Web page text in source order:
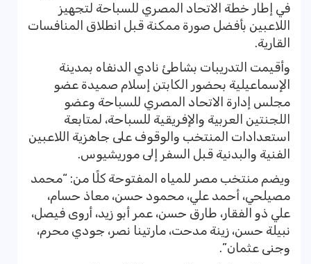
في إطار خطة الاتحاد المصري للسباحة لتجهيز
اللاعبين بأفضل صورة ممكنة قبل انطلاق المنافسات
القارية.
وأقيمت التدريبات بشاطئ نادي الدنفاه بمدينة
الإسماعيلية بحضور الكابتن إسلام صميدة عضو
مجلس إدارة الاتحاد المصري للسباحة وعضو
اللجنتين العربية والإفريقية للسباحة، لمتابعة
استعدادات المنتخب والوقوف على جاهزية اللاعبين
الفنية والبدنية قبل السفر إلى موريشيوس.
ويضم منتخب مصر للمياه المفتوحة كلًا من: “محمد
مصيلحي، أحمد علي، محمود حسن، معاذ حسام،
علي ذو الفقار، طارق حسن، عمر أبو زيد، أروى فيصل،
نبيلة حسن، زينة مدحت، مارتينا نصر، جودي محرم،
وجنى عثمان”.